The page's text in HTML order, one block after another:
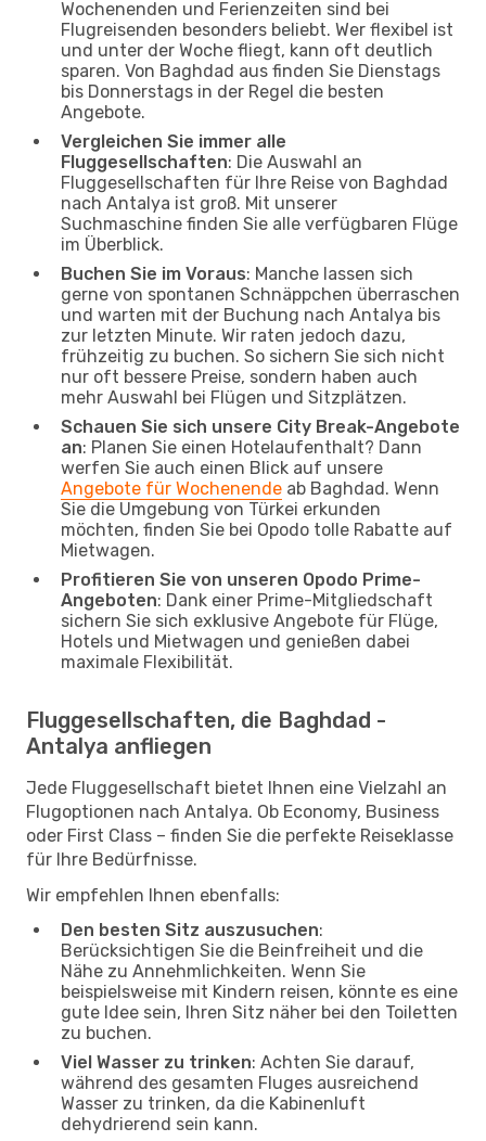
Wochenenden und Ferienzeiten sind bei
Flugreisenden besonders beliebt. Wer flexibel ist
und unter der Woche fliegt, kann oft deutlich
sparen. Von Baghdad aus finden Sie Dienstags
bis Donnerstags in der Regel die besten
Angebote.
Vergleichen Sie immer alle
Fluggesellschaften: Die Auswahl an
Fluggesellschaften für Ihre Reise von Baghdad
nach Antalya ist groß. Mit unserer
Suchmaschine finden Sie alle verfügbaren Flüge
im Überblick.
Buchen Sie im Voraus: Manche lassen sich
gerne von spontanen Schnäppchen überraschen
und warten mit der Buchung nach Antalya bis
zur letzten Minute. Wir raten jedoch dazu,
frühzeitig zu buchen. So sichern Sie sich nicht
nur oft bessere Preise, sondern haben auch
mehr Auswahl bei Flügen und Sitzplätzen.
Schauen Sie sich unsere City Break-Angebote
an: Planen Sie einen Hotelaufenthalt? Dann
werfen Sie auch einen Blick auf unsere
Angebote für Wochenende ab Baghdad. Wenn
Sie die Umgebung von Türkei erkunden
möchten, finden Sie bei Opodo tolle Rabatte auf
Mietwagen.
Profitieren Sie von unseren Opodo Prime-
Angeboten: Dank einer Prime-Mitgliedschaft
sichern Sie sich exklusive Angebote für Flüge,
Hotels und Mietwagen und genießen dabei
maximale Flexibilität.
Fluggesellschaften, die Baghdad -
Antalya anfliegen
Jede Fluggesellschaft bietet Ihnen eine Vielzahl an
Flugoptionen nach Antalya. Ob Economy, Business
oder First Class – finden Sie die perfekte Reiseklasse
für Ihre Bedürfnisse.
Wir empfehlen Ihnen ebenfalls:
Den besten Sitz auszusuchen:
Berücksichtigen Sie die Beinfreiheit und die
Nähe zu Annehmlichkeiten. Wenn Sie
beispielsweise mit Kindern reisen, könnte es eine
gute Idee sein, Ihren Sitz näher bei den Toiletten
zu buchen.
Viel Wasser zu trinken: Achten Sie darauf,
während des gesamten Fluges ausreichend
Wasser zu trinken, da die Kabinenluft
dehydrierend sein kann.